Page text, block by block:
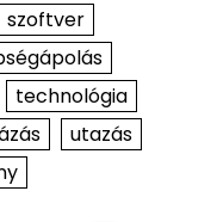
szoftver
technológia
utazás